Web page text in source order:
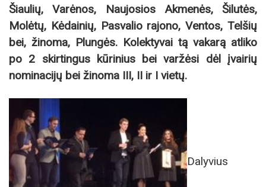
Šiaulių, Varėnos, Naujosios Akmenės, Šilutės,
Molėtų, Kėdainių, Pasvalio rajono, Ventos, Telšių
bei, žinoma, Plungės. Kolektyvai tą vakarą atliko
po 2 skirtingus kūrinius bei varžėsi dėl įvairių
nominacijų bei žinoma III, II ir I vietų.
Dalyvius